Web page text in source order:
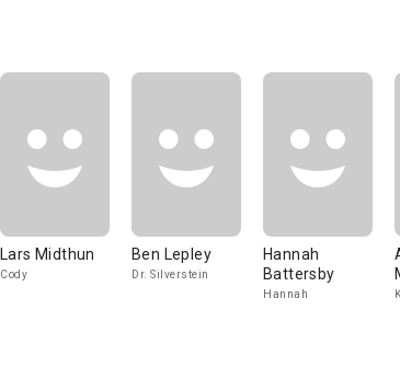
Lars Midthun
Cody
Ben Lepley
Dr. Silverstein
Hannah
Battersby
Hannah